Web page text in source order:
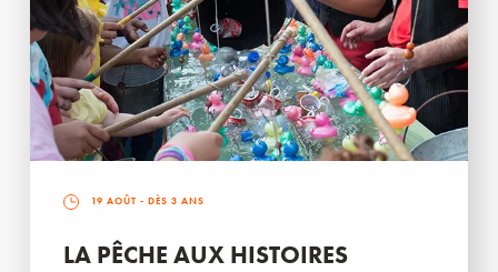
19 AOÛT - DÈS 3 ANS
LA PÊCHE AUX HISTOIRES